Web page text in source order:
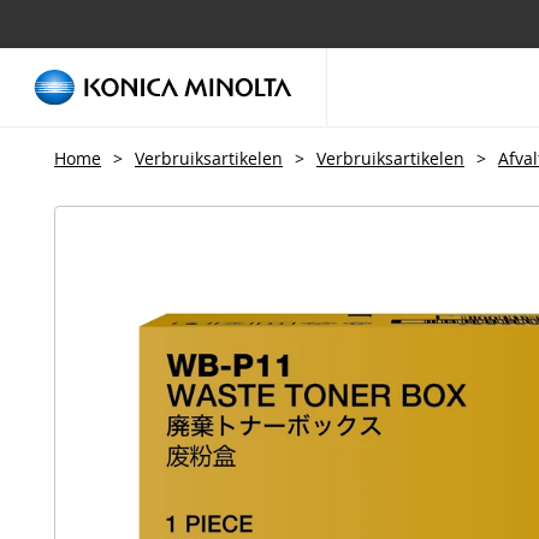
Home > Verbruiksartikelen > Verbruiksartikelen >